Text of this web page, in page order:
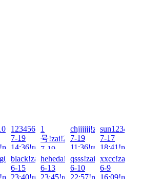
123456789054321!zai!2026-
7-19
14:36!read!
1
号!zai!2026-
7-19
13:30!read!
chjjjjjj!zai!2026-
7-19
11:36!read!
7-17
18:41!read!
black!zai!2026-
6-15
23:40!read!
heheda!zai!2026-
6-13
23:45!read!
qsss!zai!2026-
6-10
22:57!read!
6-9
16:09!read!